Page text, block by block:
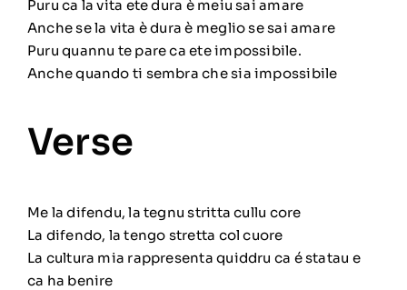
Puru ca la vita ete dura è meiu sai amare
Anche se la vita è dura è meglio se sai amare
Puru quannu te pare ca ete impossibile.
Anche quando ti sembra che sia impossibile
Verse
Me la difendu, la tegnu stritta cullu core
La difendo, la tengo stretta col cuore
La cultura mia rappresenta quiddru ca é statau e
ca ha benire